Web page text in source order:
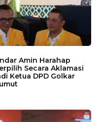
Amin Harahap
Secara Aklamasi
Ketua DPD Golkar